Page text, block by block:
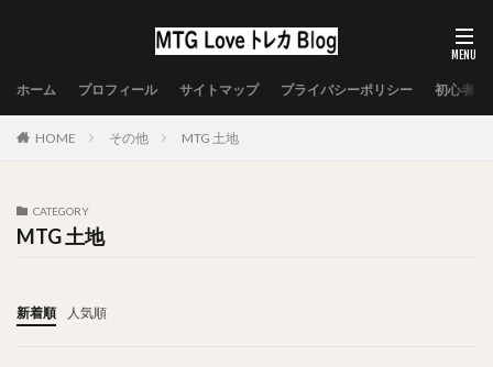
ホーム プロフィール サイトマップ プライバシーポリシー 初心者向
HOME その他 MTG 土地
CATEGORY
MTG 土地
新着順 人気順